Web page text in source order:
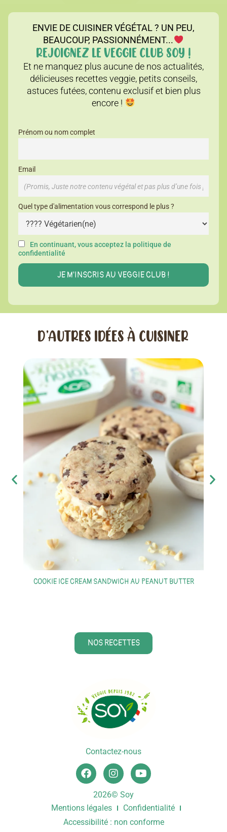
ENVIE DE CUISINER VÉGÉTAL ? UN PEU,
BEAUCOUP, PASSIONNÉMENT...
REJOIGNEZ LE VEGGIE CLUB SOY !
Et ne manquez plus aucune de nos actualités,
délicieuses recettes veggie, petits conseils,
astuces futées, contenu exclusif et bien plus
encore !
Prénom ou nom complet
Email
Quel type d'alimentation vous correspond le plus ?
En continuant, vous acceptez la politique de
confidentialité
D’AUTRES IDÉES À CUISINER
COOKIE ICE CREAM SANDWICH AU PEANUT BUTTER
NOS RECETTES
Contactez-nous
2026© Soy
Mentions légales
Confidentialité
Accessibilité : non conforme